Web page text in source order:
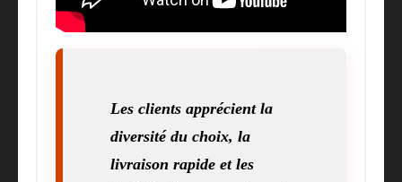
Les clients apprécient la
diversité du choix, la
livraison rapide et les